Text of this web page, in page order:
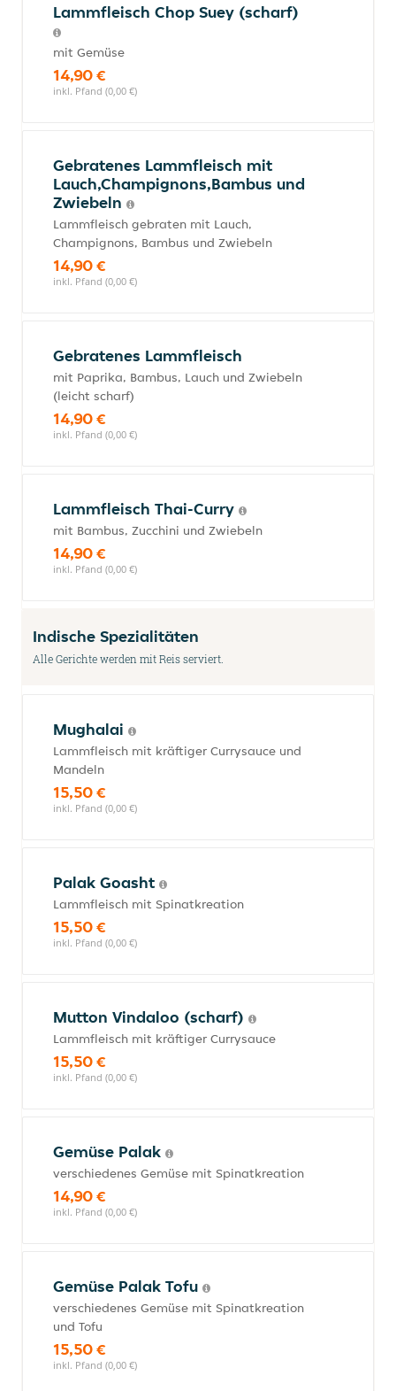
Lammfleisch Chop Suey (scharf)
mit Gemüse
14,90 €
inkl. Pfand (0,00 €)
Gebratenes Lammfleisch mit
Lauch,Champignons,Bambus und
Zwiebeln
Lammfleisch gebraten mit Lauch,
Champignons, Bambus und Zwiebeln
14,90 €
inkl. Pfand (0,00 €)
Gebratenes Lammfleisch
mit Paprika, Bambus, Lauch und Zwiebeln
(leicht scharf)
14,90 €
inkl. Pfand (0,00 €)
Lammfleisch Thai-Curry
mit Bambus, Zucchini und Zwiebeln
14,90 €
inkl. Pfand (0,00 €)
Indische Spezialitäten
Alle Gerichte werden mit Reis serviert.
Mughalai
Lammfleisch mit kräftiger Currysauce und
Mandeln
15,50 €
inkl. Pfand (0,00 €)
Palak Goasht
Lammfleisch mit Spinatkreation
15,50 €
inkl. Pfand (0,00 €)
Mutton Vindaloo (scharf)
Lammfleisch mit kräftiger Currysauce
15,50 €
inkl. Pfand (0,00 €)
Gemüse Palak
verschiedenes Gemüse mit Spinatkreation
14,90 €
inkl. Pfand (0,00 €)
Gemüse Palak Tofu
verschiedenes Gemüse mit Spinatkreation
und Tofu
15,50 €
inkl. Pfand (0,00 €)